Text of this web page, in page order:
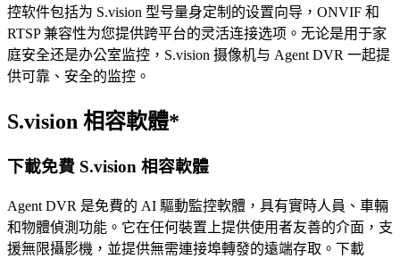
控软件包括为 S.vision 型号量身定制的设置向导，ONVIF 和
RTSP 兼容性为您提供跨平台的灵活连接选项。无论是用于家
庭安全还是办公室监控，S.vision 摄像机与 Agent DVR 一起提
供可靠、安全的监控。
S.vision 相容軟體*
下載免費 S.vision 相容軟體
Agent DVR 是免費的 AI 驅動監控軟體，具有實時人員、車輛
和物體偵測功能。它在任何裝置上提供使用者友善的介面，支
援無限攝影機，並提供無需連接埠轉發的遠端存取。下載